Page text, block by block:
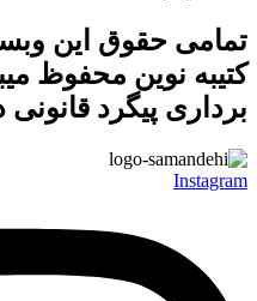
تمامی حقوق این
کتیبه نوین محفوظ
برداری پیگرد قانونی
Instagram